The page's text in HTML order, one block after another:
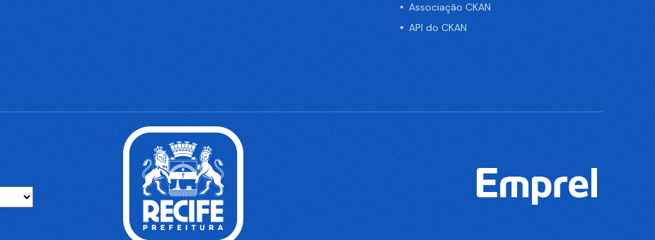
Associação CKAN
API do CKAN